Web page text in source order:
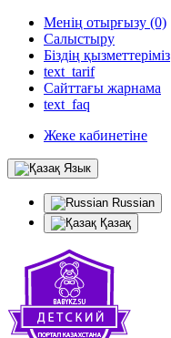
Менің отырғызу (0)
Салыстыру
Біздің қызметтеріміз
text_tarif
Сайттағы жарнама
text_faq
Жеке кабинетіне
Язык
Russian
Қазақ